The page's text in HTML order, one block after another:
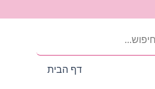
דף הבית